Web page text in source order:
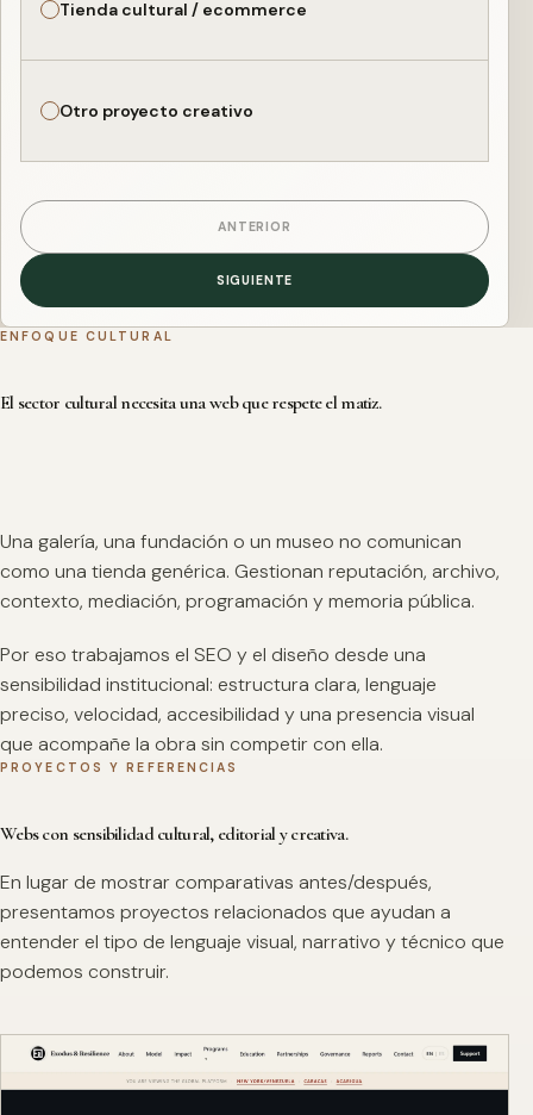
Tienda cultural / ecommerce
Otro proyecto creativo
ANTERIOR
SIGUIENTE
ENFOQUE CULTURAL
El sector cultural necesita una web que respete el matiz.
Una galería, una fundación o un museo no comunican
como una tienda genérica. Gestionan reputación, archivo,
contexto, mediación, programación y memoria pública.
Por eso trabajamos el SEO y el diseño desde una
sensibilidad institucional: estructura clara, lenguaje
preciso, velocidad, accesibilidad y una presencia visual
que acompañe la obra sin competir con ella.
PROYECTOS Y REFERENCIAS
Webs con sensibilidad cultural, editorial y creativa.
En lugar de mostrar comparativas antes/después,
presentamos proyectos relacionados que ayudan a
entender el tipo de lenguaje visual, narrativo y técnico que
podemos construir.